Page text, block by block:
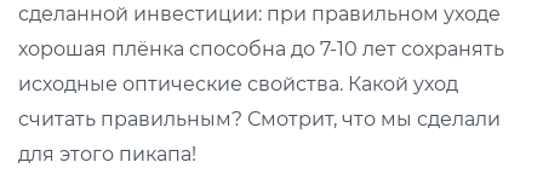
сделанной инвестиции: при правильном уходе
хорошая плёнка способна до 7-10 лет сохранять
исходные оптические свойства. Какой уход
считать правильным? Смотрит, что мы сделали
для этого пикапа!